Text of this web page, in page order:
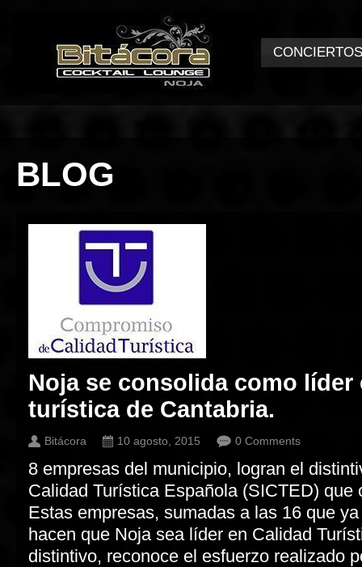
CONCIERTOS
BLOG
Noja se consolida como líder
turística de Cantabria.
Bitácora 10 agosto, 2015 0 Comments
8 empresas del municipio, logran el
Calidad Turística Española (SICTED) que
Estas empresas, sumadas a las 16 que
hacen que Noja sea líder en Calidad
distintivo, reconoce el esfuerzo realizado